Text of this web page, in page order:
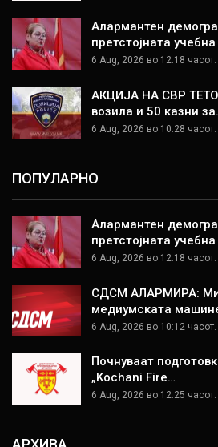
Алармантен
претстојната
6 Aug, 2026 во 12:18 часот.
АКЦИЈА НА СВР
возила и 50 казни
6 Aug, 2026 во 10:28 часот.
ПОПУЛАРНО
Алармантен
претстојната
6 Aug, 2026 во 12:18 часот.
СДСМ АЛАРМИРА:
медиумската
6 Aug, 2026 во 10:12 часот.
Почнуваат
„Kochani Fire…
6 Aug, 2026 во 12:25 часот.